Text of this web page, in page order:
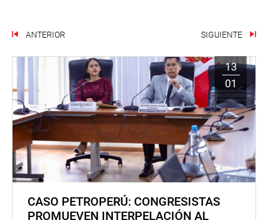
ANTERIOR SIGUIENTE
13
01
CASO PETROPERÚ: CONGRESISTAS
PROMUEVEN INTERPELACIÓN AL